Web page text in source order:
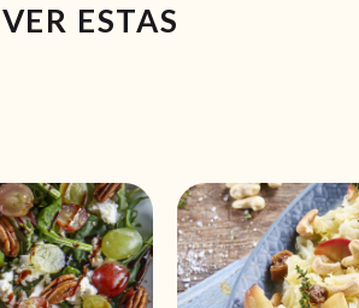
ESTAS